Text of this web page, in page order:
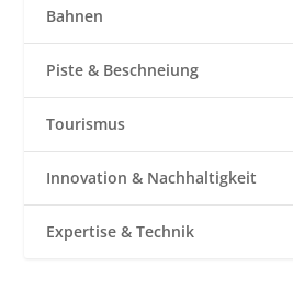
Bahnen
Piste & Beschneiung
Tourismus
Innovation & Nachhaltigkeit
Expertise & Technik